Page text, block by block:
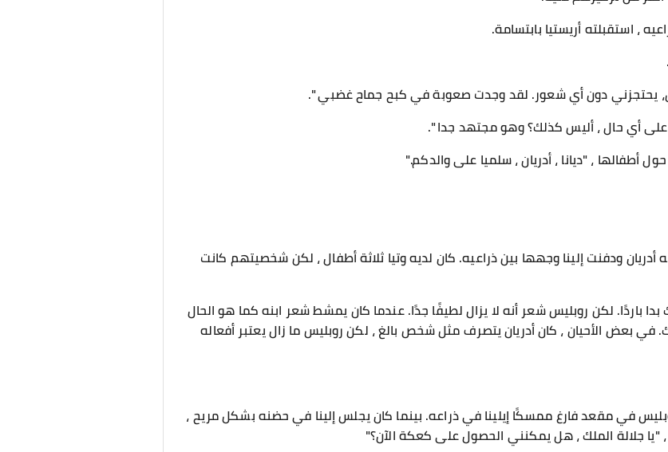
، استقبلته أريستيا بابتسامة.
يحتجزني دون أي شعور. لقد وجدت صعوبة في كبح جماح غضبي ".
على أي حال ، أليس كذلك؟ وهو مجتهد جدا ".
، "ديانا ، أدريان ، سلميا على والدكم."
ودفنت إلينا وجهها بين ذراعيه. كان لديه وتيا ثلاثة أطفال ، لكن شخصيتهم كانت
باردًا. لكن روبليس شعر أنه لا يزال لطيفًا جدًا. عندما كان يمشط شعر ابنه كما هو الحال
في بعض الأحيان ، كان أدريان يتصرف مثل شخص بالغ ، لكن روبليس ما زال يعتبر أفعاله
في مقعد فارغ ممسكًا إيلينا في ذراعه. بينما كان يجلس إلينا في حضنه بشكل مريح ،
جلالة الملك ، هل يمكنني الحصول على كعكة الآن؟"